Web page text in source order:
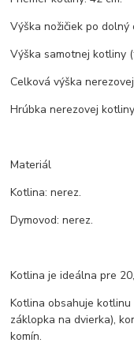
Výška nožičiek po
Výška samotnej kotliny
Celková výška
Hrúbka nerezovej
Materiál
Kotlina: nerez.
Dymovod: nerez.
Kotlina je ideálna pre
Kotlina obsahuje
záklopka na dvierka),
komín.